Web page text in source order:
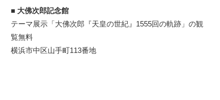
■ 大佛次郎記念館
テーマ展示「大佛次郎『天皇の世紀』1555回の軌跡」の観
覧無料
横浜市中区山手町113番地